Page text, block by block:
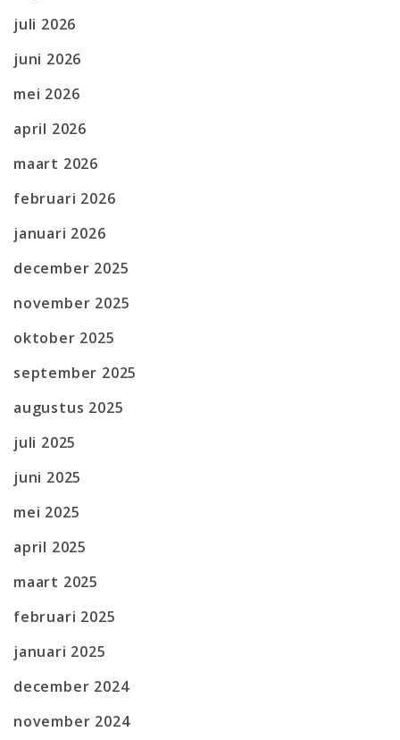
juli 2026
juni 2026
mei 2026
april 2026
maart 2026
februari 2026
januari 2026
december 2025
november 2025
oktober 2025
september 2025
augustus 2025
juli 2025
juni 2025
mei 2025
april 2025
maart 2025
februari 2025
januari 2025
december 2024
november 2024